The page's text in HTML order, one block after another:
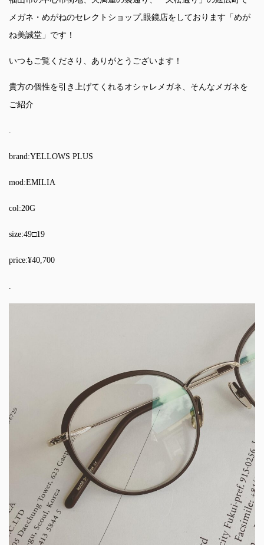
メガネ・めがねのセレクトショップ,眼鏡店をしております「めが
ね美誠堂」です！
いつもご覧くださり、ありがとうございます！
貴方の個性を引き上げてくれるオシャレメガネ、そんなメガネを
ご紹介
.
brand:YELLOWS PLUS
mod:EMILIA
col:20G
size:49□19
price:¥40,700
.